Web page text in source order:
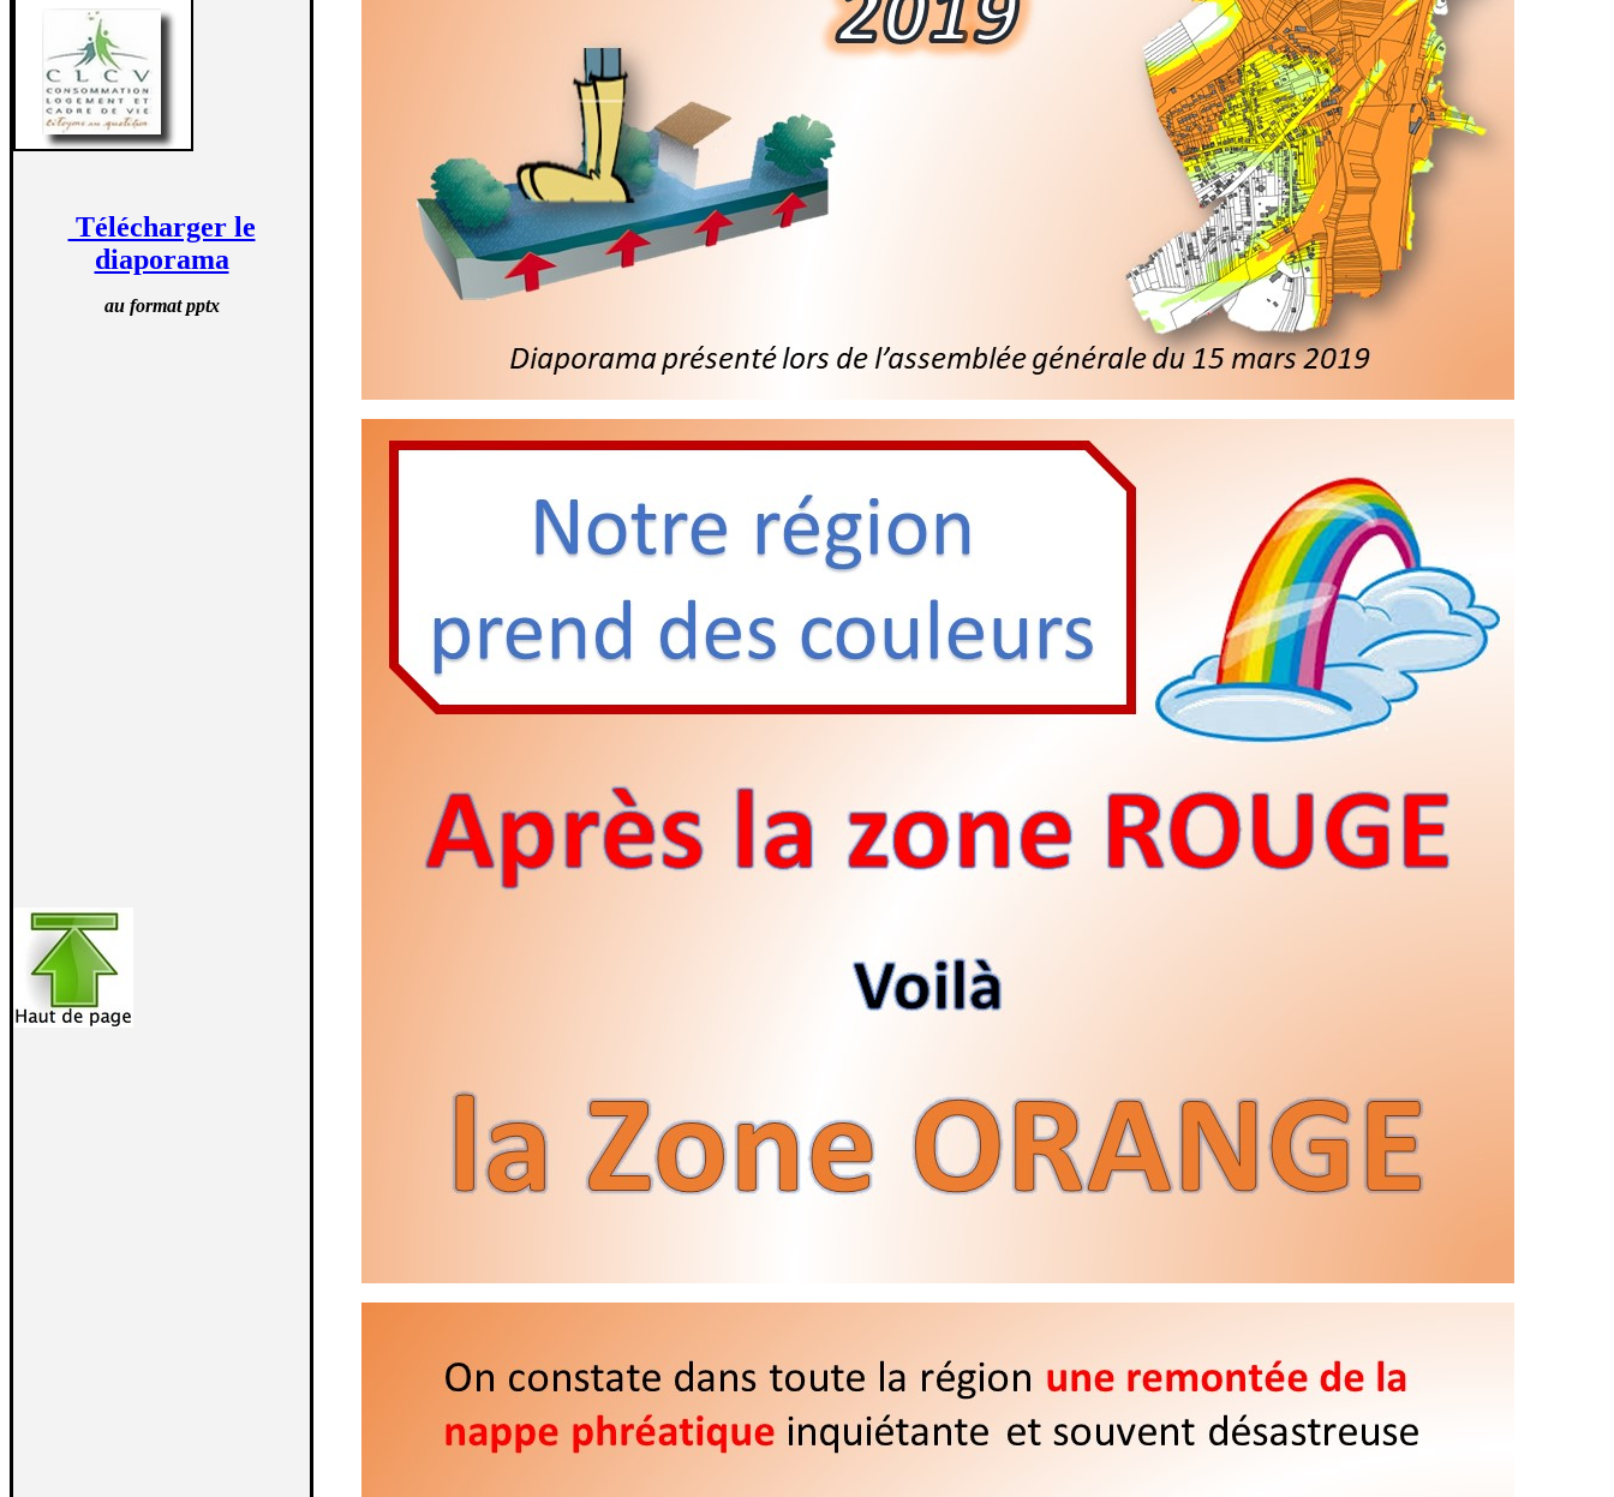
Télécharger le
diaporama
au format pptx